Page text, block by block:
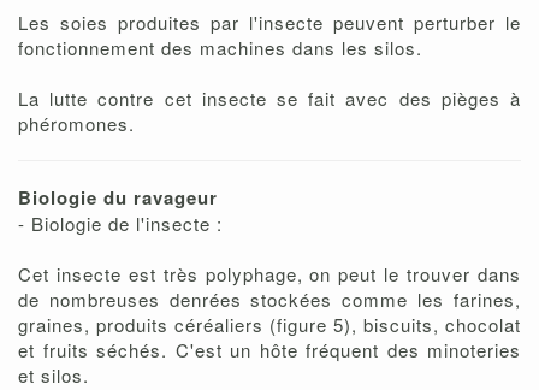
Les soies produites par l'insecte peuvent perturber le
fonctionnement des machines dans les silos.
La lutte contre cet insecte se fait avec des pièges à
phéromones.
Biologie du ravageur
- Biologie de l'insecte :
Cet insecte est très polyphage, on peut le trouver dans
de nombreuses denrées stockées comme les farines,
graines, produits céréaliers (figure 5), biscuits, chocolat
et fruits séchés. C'est un hôte fréquent des minoteries
et silos.